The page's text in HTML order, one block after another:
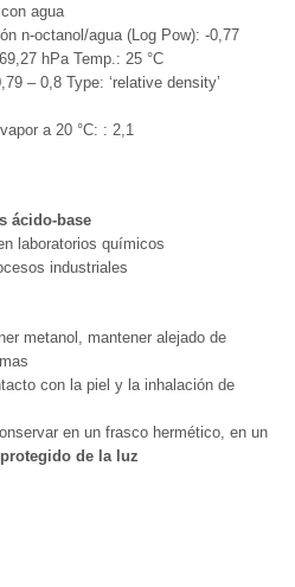
agua
n-octanol/agua (Log Pow): -0,77
hPa Temp.: 25 °C
– 0,8 Type: ‘relative density’
a 20 °C: : 2,1
ácido-base
laboratorios químicos
industriales
metanol, mantener alejado de
con la piel y la inhalación de
en un frasco hermético, en un
de la luz